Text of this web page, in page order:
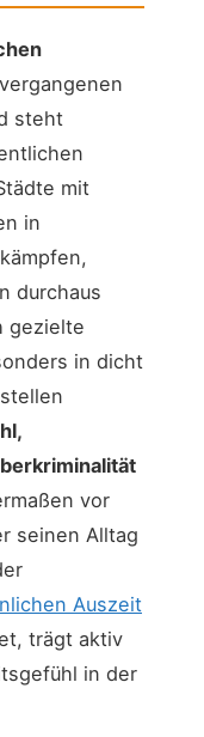
steht
mit
in
durchaus
gezielte
in dicht
vor
seinen Alltag
Auszeit
trägt aktiv
in der